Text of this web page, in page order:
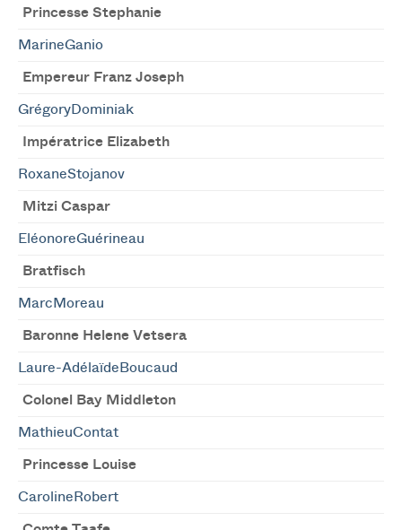
Princesse Stephanie
MarineGanio
Empereur Franz Joseph
GrégoryDominiak
Impératrice Elizabeth
RoxaneStojanov
Mitzi Caspar
EléonoreGuérineau
Bratfisch
MarcMoreau
Baronne Helene Vetsera
Laure-AdélaïdeBoucaud
Colonel Bay Middleton
MathieuContat
Princesse Louise
CarolineRobert